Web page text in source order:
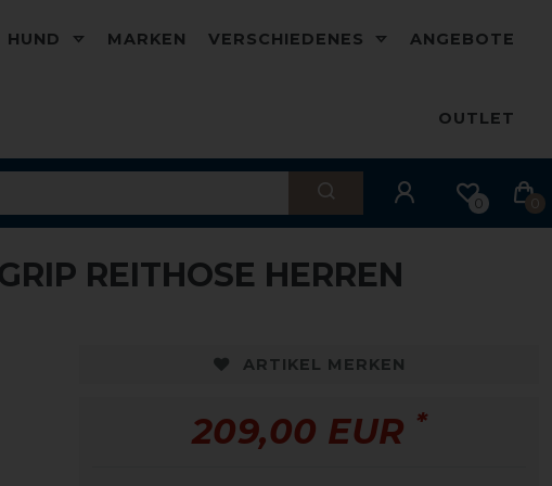
HUND MARKEN VERSCHIEDENES ANGEBOTE
OUTLET
0 0
REITHOSE HERREN
ARTIKEL MERKEN
209,00 EUR *